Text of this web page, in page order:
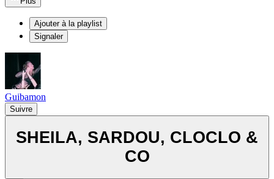
Ajouter à la playlist
Signaler
Guibamon
Suivre
SHEILA, SARDOU, CLOCLO &
CO